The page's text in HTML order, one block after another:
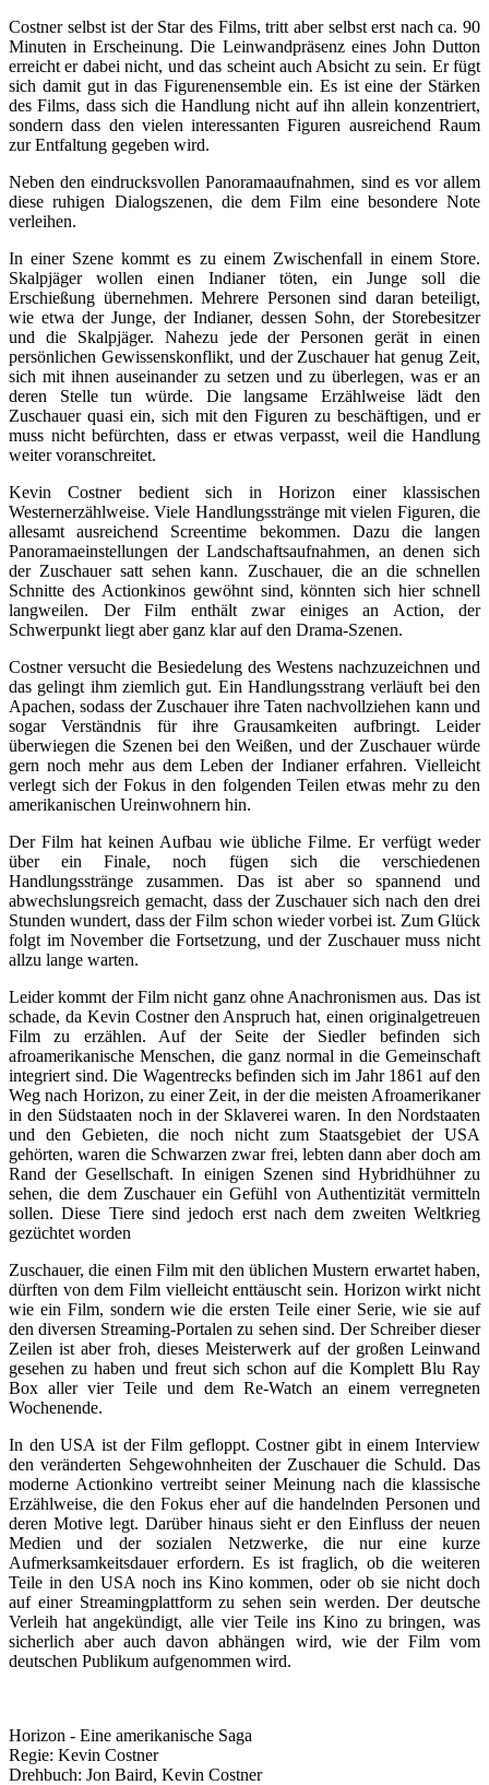
Costner selbst ist der Star des Films, tritt aber selbst erst nach ca. 90
Minuten in Erscheinung. Die Leinwandpräsenz eines John Dutton
erreicht er dabei nicht, und das scheint auch Absicht zu sein. Er fügt
sich damit gut in das Figurenensemble ein. Es ist eine der Stärken
des Films, dass sich die Handlung nicht auf ihn allein konzentriert,
sondern dass den vielen interessanten Figuren ausreichend Raum
zur Entfaltung gegeben wird.
Neben den eindrucksvollen Panoramaaufnahmen, sind es vor allem
diese ruhigen Dialogszenen, die dem Film eine besondere Note
verleihen.
In einer Szene kommt es zu einem Zwischenfall in einem Store.
Skalpjäger wollen einen Indianer töten, ein Junge soll die
Erschießung übernehmen. Mehrere Personen sind daran beteiligt,
wie etwa der Junge, der Indianer, dessen Sohn, der Storebesitzer
und die Skalpjäger. Nahezu jede der Personen gerät in einen
persönlichen Gewissenskonflikt, und der Zuschauer hat genug Zeit,
sich mit ihnen auseinander zu setzen und zu überlegen, was er an
deren Stelle tun würde. Die langsame Erzählweise lädt den
Zuschauer quasi ein, sich mit den Figuren zu beschäftigen, und er
muss nicht befürchten, dass er etwas verpasst, weil die Handlung
weiter voranschreitet.
Kevin Costner bedient sich in Horizon einer klassischen
Westernerzählweise. Viele Handlungsstränge mit vielen Figuren, die
allesamt ausreichend Screentime bekommen. Dazu die langen
Panoramaeinstellungen der Landschaftsaufnahmen, an denen sich
der Zuschauer satt sehen kann. Zuschauer, die an die schnellen
Schnitte des Actionkinos gewöhnt sind, könnten sich hier schnell
langweilen. Der Film enthält zwar einiges an Action, der
Schwerpunkt liegt aber ganz klar auf den Drama-Szenen.
Costner versucht die Besiedelung des Westens nachzuzeichnen und
das gelingt ihm ziemlich gut. Ein Handlungsstrang verläuft bei den
Apachen, sodass der Zuschauer ihre Taten nachvollziehen kann und
sogar Verständnis für ihre Grausamkeiten aufbringt. Leider
überwiegen die Szenen bei den Weißen, und der Zuschauer würde
gern noch mehr aus dem Leben der Indianer erfahren. Vielleicht
verlegt sich der Fokus in den folgenden Teilen etwas mehr zu den
amerikanischen Ureinwohnern hin.
Der Film hat keinen Aufbau wie übliche Filme. Er verfügt weder
über ein Finale, noch fügen sich die verschiedenen
Handlungsstränge zusammen. Das ist aber so spannend und
abwechslungsreich gemacht, dass der Zuschauer sich nach den drei
Stunden wundert, dass der Film schon wieder vorbei ist. Zum Glück
folgt im November die Fortsetzung, und der Zuschauer muss nicht
allzu lange warten.
Leider kommt der Film nicht ganz ohne Anachronismen aus. Das ist
schade, da Kevin Costner den Anspruch hat, einen originalgetreuen
Film zu erzählen. Auf der Seite der Siedler befinden sich
afroamerikanische Menschen, die ganz normal in die Gemeinschaft
integriert sind. Die Wagentrecks befinden sich im Jahr 1861 auf den
Weg nach Horizon, zu einer Zeit, in der die meisten Afroamerikaner
in den Südstaaten noch in der Sklaverei waren. In den Nordstaaten
und den Gebieten, die noch nicht zum Staatsgebiet der USA
gehörten, waren die Schwarzen zwar frei, lebten dann aber doch am
Rand der Gesellschaft. In einigen Szenen sind Hybridhühner zu
sehen, die dem Zuschauer ein Gefühl von Authentizität vermitteln
sollen. Diese Tiere sind jedoch erst nach dem zweiten Weltkrieg
gezüchtet worden
Zuschauer, die einen Film mit den üblichen Mustern erwartet haben,
dürften von dem Film vielleicht enttäuscht sein. Horizon wirkt nicht
wie ein Film, sondern wie die ersten Teile einer Serie, wie sie auf
den diversen Streaming-Portalen zu sehen sind. Der Schreiber dieser
Zeilen ist aber froh, dieses Meisterwerk auf der großen Leinwand
gesehen zu haben und freut sich schon auf die Komplett Blu Ray
Box aller vier Teile und dem Re-Watch an einem verregneten
Wochenende.
In den USA ist der Film gefloppt. Costner gibt in einem Interview
den veränderten Sehgewohnheiten der Zuschauer die Schuld. Das
moderne Actionkino vertreibt seiner Meinung nach die klassische
Erzählweise, die den Fokus eher auf die handelnden Personen und
deren Motive legt. Darüber hinaus sieht er den Einfluss der neuen
Medien und der sozialen Netzwerke, die nur eine kurze
Aufmerksamkeitsdauer erfordern. Es ist fraglich, ob die weiteren
Teile in den USA noch ins Kino kommen, oder ob sie nicht doch
auf einer Streamingplattform zu sehen sein werden. Der deutsche
Verleih hat angekündigt, alle vier Teile ins Kino zu bringen, was
sicherlich aber auch davon abhängen wird, wie der Film vom
deutschen Publikum aufgenommen wird.
Horizon - Eine amerikanische Saga
Regie: Kevin Costner
Drehbuch: Jon Baird, Kevin Costner